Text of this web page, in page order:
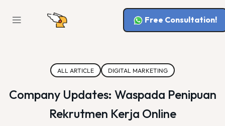
Free Consultation!
ALL ARTICLE DIGITAL MARKETING
Company Updates: Waspada Penipuan
Rekrutmen Kerja Online